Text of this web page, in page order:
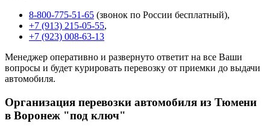
8-800-775-51-65 (звонок по России бесплатный),
+7 (913) 215-05-55,
+7 (923) 008-63-13
Менеджер оперативно и развернуто ответит на все Ваши
вопросы и будет курировать перевозку от приемки до выдачи
автомобиля.
Организация перевозки автомобиля из Тюмени
в Воронеж "под ключ"